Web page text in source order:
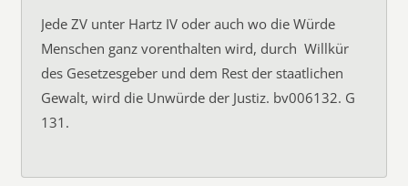
Jede ZV unter Hartz IV oder auch wo die Würde
Menschen ganz vorenthalten wird, durch  Willkür 
des Gesetzesgeber und dem Rest der staatlichen
Gewalt, wird die Unwürde der Justiz. bv006132. G
131.